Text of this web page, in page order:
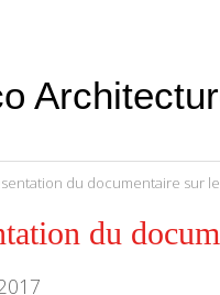
du documentaire sur
du